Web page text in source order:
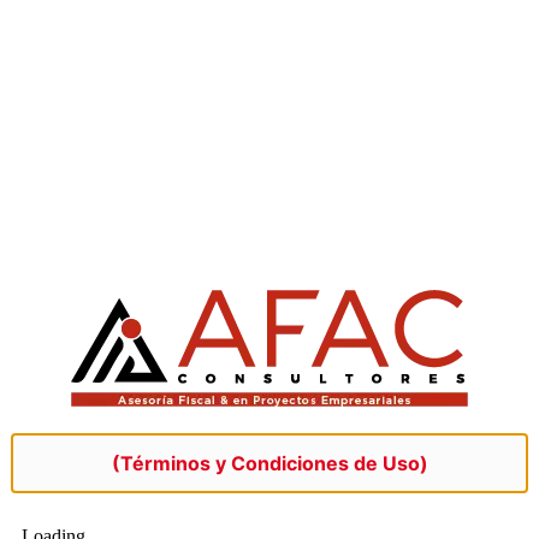
© 2026 Todos los derechos reservados | AFAC Consultores
(Términos y Condiciones de Uso)